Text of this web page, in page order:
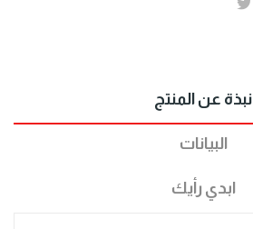
نبذة عن المنتج
البيانات
ابدي رأيك